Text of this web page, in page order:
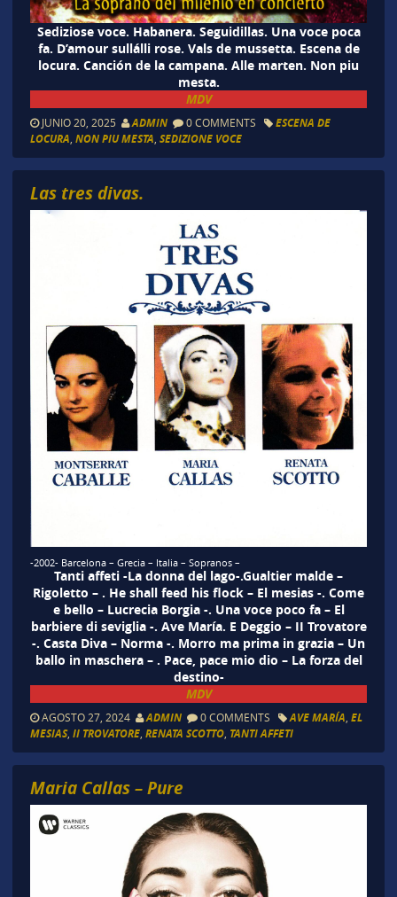
Sediziose voce. Habanera. Seguidillas. Una voce poca
fa. D’amour sullálli rose. Vals de mussetta. Escena de
locura. Canción de la campana. Alle marten. Non piu
mesta.
MDV
JUNIO 20, 2025 ADMIN 0 COMMENTS
ESCENA DE
LOCURA NON PIU MESTA SEDIZIONE VOCE
Las tres divas.
-2002- Barcelona – Grecia – Italia – Sopranos –
Tanti affeti -La donna del lago-.Gualtier malde –
Rigoletto – . He shall feed his flock – El mesias -. Come
e bello – Lucrecia Borgia -. Una voce poco fa – El
barbiere di seviglia -. Ave María. E Deggio – II Trovatore
-. Casta Diva – Norma -. Morro ma prima in grazia – Un
ballo in maschera – . Pace, pace mio dio – La forza del
destino-
MDV
AGOSTO 27, 2024 ADMIN 0 COMMENTS AVE MARÍA EL
MESIAS, II TROVATORE, RENATA SCOTTO, TANTI AFFETI
Maria Callas – Pure